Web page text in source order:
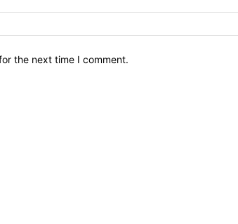
the next time I comment.